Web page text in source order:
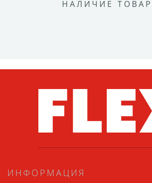
НАЛИЧИЕ
ИНФОРМАЦИЯ